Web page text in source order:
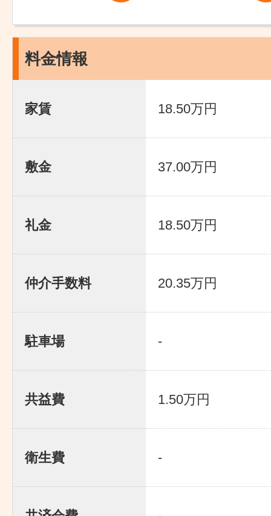
料金情報
家賃 18.50万円
敷金 37.00万円
礼金 18.50万円
仲介手数料 20.35万円
駐車場 -
共益費 1.50万円
衛生費 -